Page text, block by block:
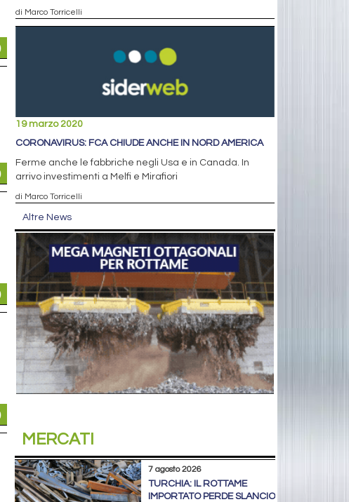
di Marco Torricelli
19 marzo 2020
CORONAVIRUS: FCA CHIUDE ANCHE IN NORD AMERICA
Ferme anche le fabbriche negli Usa e in Canada. In
arrivo investimenti a Melfi e Mirafiori
di Marco Torricelli
Altre News
MERCATI
7 agosto 2026
TURCHIA: IL ROTTAME
IMPORTATO PERDE SLANCIO